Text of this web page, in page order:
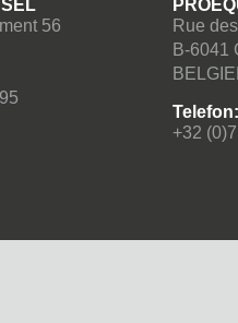
56
Rue
B-6041
Telefon:
+32